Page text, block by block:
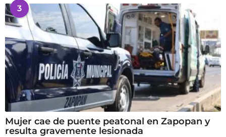
3
Mujer cae de puente peatonal en Zapopan y
resulta gravemente lesionada